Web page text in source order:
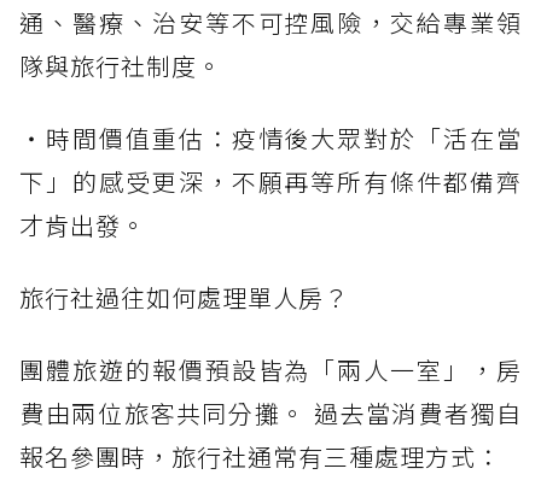
通、醫療、治安等不可控風險，交給專業領
隊與旅行社制度。
・時間價值重估：疫情後大眾對於「活在當
下」的感受更深，不願再等所有條件都備齊
才肯出發。
旅行社過往如何處理單人房？
團體旅遊的報價預設皆為「兩人一室」，房
費由兩位旅客共同分攤。 過去當消費者獨自
報名參團時，旅行社通常有三種處理方式：